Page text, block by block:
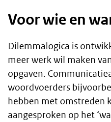
Voor wie en
Dilemmalogica is
meer werk wil maken
opgaven.
woordvoerders
hebben met omstreden
aangesproken op het